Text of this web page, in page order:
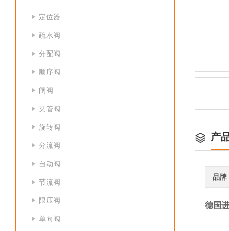
定位器
疏水阀
分配阀
顺序阀
闸阀
夹管阀
旋转阀
分流阀
自动阀
节流阀
限压阀
单向阀
产
品牌
德国